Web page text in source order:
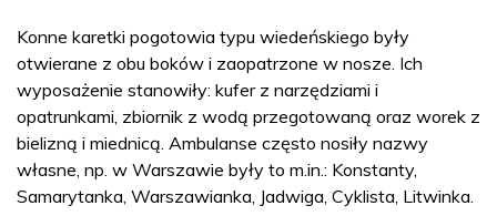
Konne karetki pogotowia typu wiedeńskiego były
otwierane z obu boków i zaopatrzone w nosze. Ich
wyposażenie stanowiły: kufer z narzędziami i
opatrunkami, zbiornik z wodą przegotowaną oraz worek z
bielizną i miednicą. Ambulanse często nosiły nazwy
własne, np. w Warszawie były to m.in.: Konstanty,
Samarytanka, Warszawianka, Jadwiga, Cyklista, Litwinka.